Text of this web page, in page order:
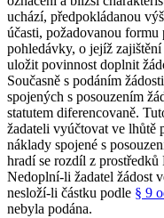
uchází, předpokládanou
účasti, požadovanou
pohledávky, o jejíž
uložit povinnost doplnit
Současně s podáním
spojených s posouzením
statutem diferencovaně.
žadateli vyúčtovat ve lhůtě
náklady spojené s
hradí se rozdíl z prostředků
Nedoplní-li žadatel žádost
nesloží-li částku podle § 9
nebyla podána.